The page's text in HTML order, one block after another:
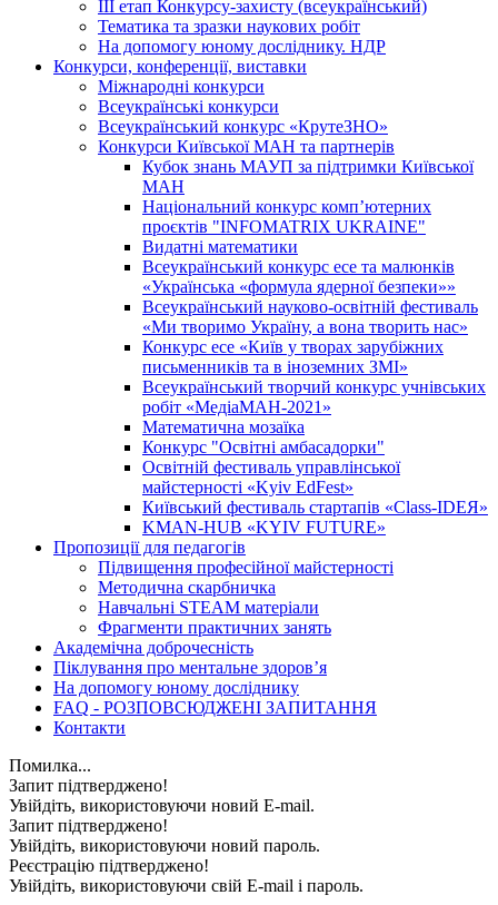
ІІІ етап Конкурсу-захисту (всеукраїнський)
Тематика та зразки наукових робіт
На допомогу юному досліднику. НДР
Конкурси, конференції, виставки
Міжнародні конкурси
Всеукраїнські конкурси
Всеукраїнський конкурс «КрутеЗНО»
Конкурси Київської МАН та партнерів
Кубок знань МАУП за підтримки Київської
МАН
Національний конкурс комп’ютерних
проєктів "INFOMATRIX UKRAINE"
Видатні математики
Всеукраїнський конкурс есе та малюнків
«Українська «формула ядерної безпеки»»
Всеукраїнський науково-освітній фестиваль
«Ми творимо Україну, а вона творить нас»
Конкурс есе «Київ у творах зарубіжних
письменників та в іноземних ЗМІ»
Всеукраїнський творчий конкурс учнівських
робіт «МедіаМАН-2021»
Математична мозаїка
Конкурс "Освітні амбасадорки"
Освітній фестиваль управлінської
майстерності «Kyiv EdFest»
Київський фестиваль стартапів «Class-IDEЯ»
KMAN-HUB «KYIV FUTURE»
Пропозиції для педагогів
Підвищення професійної майстерності
Методична скарбничка
Навчальні STEAM матеріали
Фрагменти практичних занять
Академічна доброчесність
Піклування про ментальне здоровʼя
На допомогу юному досліднику
FAQ - РОЗПОВСЮДЖЕНІ ЗАПИТАННЯ
Контакти
Помилка...
Запит підтверджено!
Увійдіть, використовуючи новий E-mail.
Запит підтверджено!
Увійдіть, використовуючи новий пароль.
Реєстрацію підтверджено!
Увійдіть, використовуючи свій E-mail і пароль.